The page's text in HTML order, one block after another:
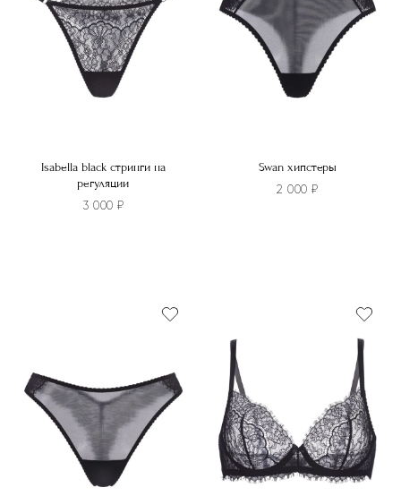
Isabella black стринги на
регуляции
3 000₽
можно
выбрать
странице
Swan хипстеры
2 000₽
выбрать
странице
товара.